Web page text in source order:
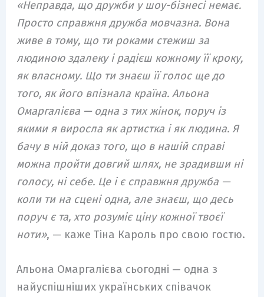
«Неправда, що дружби у шоу-бізнесі немає.
Просто справжня дружба мовчазна. Вона
живе в тому, що ти роками стежиш за
людиною здалеку і радієш кожному її кроку,
як власному. Що ти знаєш її голос ще до
того, як його впізнала країна. Альона
Омаргалієва — одна з тих жінок, поруч із
якими я виросла як артистка і як людина. Я
бачу в ній доказ того, що в нашій справі
можна пройти довгий шлях, не зрадивши ні
голосу, ні себе. Це і є справжня дружба —
коли ти на сцені одна, але знаєш, що десь
поруч є та, хто розуміє ціну кожної твоєї
ноти», — каже Тіна Кароль про свою гостю.
Альона Омаргалієва сьогодні — одна з
найуспішніших українських співачок